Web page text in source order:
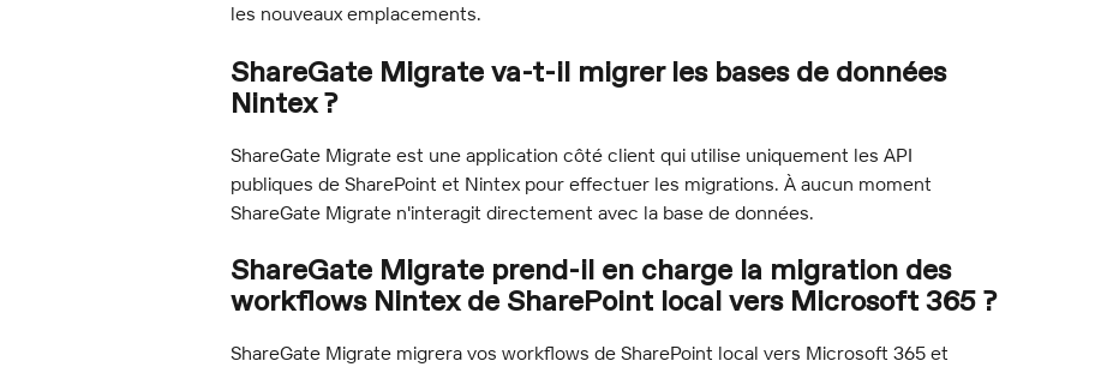
les nouveaux emplacements.
ShareGate Migrate va-t-il migrer les bases de données
Nintex ?
ShareGate Migrate est une application côté client qui utilise uniquement les API
publiques de SharePoint et Nintex pour effectuer les migrations. À aucun moment
ShareGate Migrate n'interagit directement avec la base de données.
ShareGate Migrate prend-il en charge la migration des
workflows Nintex de SharePoint local vers Microsoft 365 ?
ShareGate Migrate migrera vos workflows de SharePoint local vers Microsoft 365 et